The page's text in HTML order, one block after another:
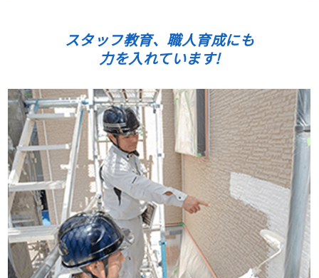
スタッフ教育、職人育成にも
力を入れています!